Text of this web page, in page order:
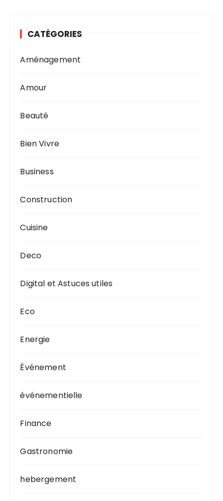
CATÉGORIES
Aménagement
Amour
Beauté
Bien Vivre
Business
Construction
Cuisine
Deco
Digital et Astuces utiles
Eco
Energie
Événement
événementielle
Finance
Gastronomie
hebergement